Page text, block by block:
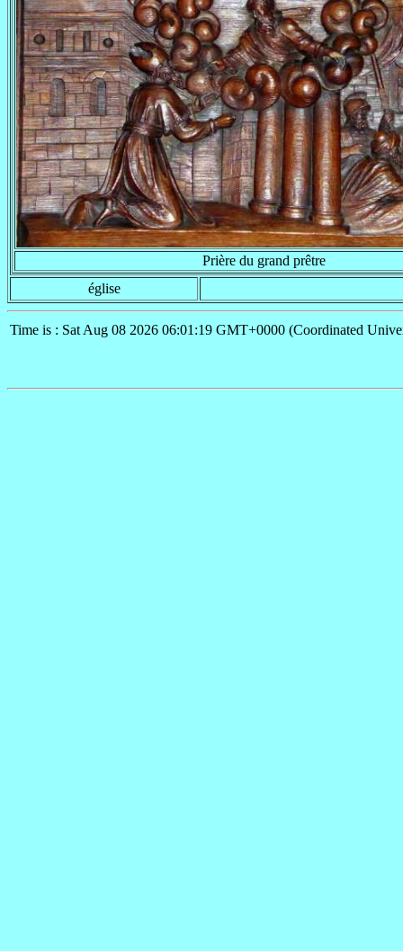
Prière du grand prêtre
église
Time is : Sat Aug 08 2026 06:01:19 GMT+0000 (Coordinated